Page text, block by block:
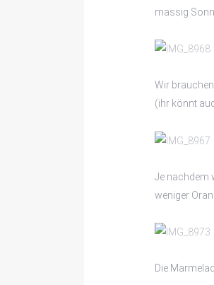
massig
Wir
(ihr könnt
Je nachdem
weniger
Die